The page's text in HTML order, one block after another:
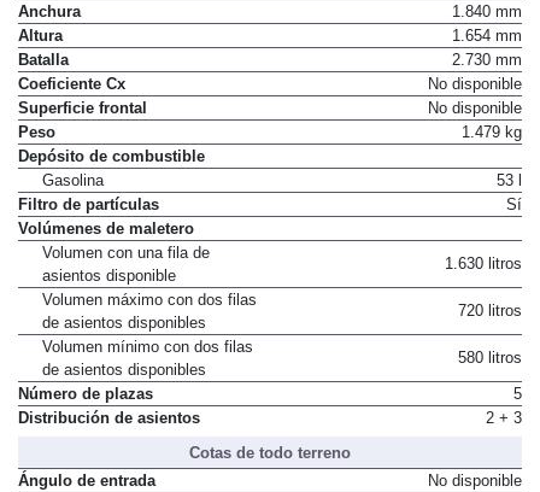
Anchura
1.840 mm
Altura
1.654 mm
Batalla
2.730 mm
Coeficiente Cx
No disponible
Superficie frontal
No disponible
Peso
1.479 kg
Depósito de combustible
Gasolina
53 l
Filtro de partículas
Sí
Volúmenes de maletero
Volumen con una fila de
asientos disponible
1.630 litros
Volumen máximo con dos filas
de asientos disponibles
720 litros
Volumen mínimo con dos filas
de asientos disponibles
580 litros
Número de plazas
5
Distribución de asientos
2 + 3
Cotas de todo terreno
Ángulo de entrada
No disponible